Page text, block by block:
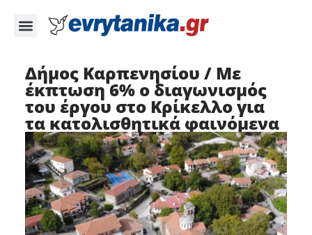
Δήμος Καρπενησίου / Με
έκπτωση 6% ο διαγωνισμός
του έργου στο Κρίκελλο για
τα κατολισθητικά φαινόμενα